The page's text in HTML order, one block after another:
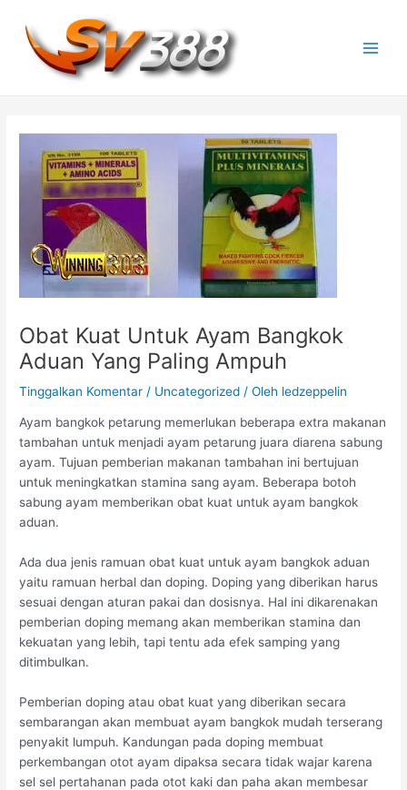
konten
Obat Kuat Untuk Ayam Bangkok
Aduan Yang Paling Ampuh
Tinggalkan Komentar / Uncategorized / Oleh ledzeppelin
Ayam bangkok petarung memerlukan beberapa extra makanan
tambahan untuk menjadi ayam petarung juara diarena sabung
ayam. Tujuan pemberian makanan tambahan ini bertujuan
untuk meningkatkan stamina sang ayam. Beberapa botoh
sabung ayam memberikan obat kuat untuk ayam bangkok
aduan.
Ada dua jenis ramuan obat kuat untuk ayam bangkok aduan
yaitu ramuan herbal dan doping. Doping yang diberikan harus
sesuai dengan aturan pakai dan dosisnya. Hal ini dikarenakan
pemberian doping memang akan memberikan stamina dan
kekuatan yang lebih, tapi tentu ada efek samping yang
ditimbulkan.
Pemberian doping atau obat kuat yang diberikan secara
sembarangan akan membuat ayam bangkok mudah terserang
penyakit lumpuh. Kandungan pada doping membuat
perkembangan otot ayam dipaksa secara tidak wajar karena
sel sel pertahanan pada otot kaki dan paha akan membesar